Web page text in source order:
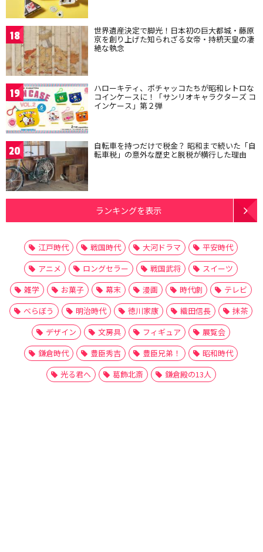
18 世界遺産決定で脚光！日本初の巨大都城・藤原
京を創り上げた知られざる女帝・持統天皇の凄
絶な執念
19 ハローキティ、ポチャッコたちが昭和レトロな
コインケースに！「サンリオキャラクターズ コ
インケース」第２弾
20 自転車を持つだけで税金？ 昭和まで続いた「自
転車税」の意外な歴史と脱税が横行した理由
ランキングを表示
江戸時代 戦国時代 大河ドラマ
平安時代
アニメ
ロングセラー 戦国武将
スイーツ
雑学
お菓子 幕末 漫画 時代劇
テレビ
べらぼう
明治時代 徳川家康 織田信長
抹茶
デザイン
文房具 フィギュア
展覧会
鎌倉時代
豊臣秀吉 豊臣兄弟！
昭和時代
光る君へ
葛飾北斎 鎌倉殿の13人